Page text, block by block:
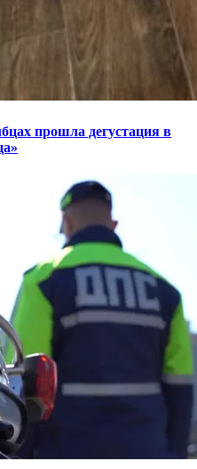
прошла дегустация в